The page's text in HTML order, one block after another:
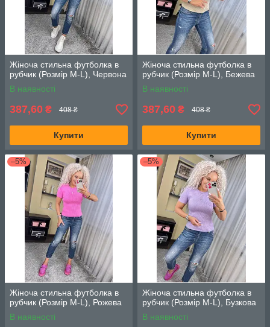
Жіноча стильна футболка в
рубчик (Розмір М-L), Червона
В наявності
387,60 ₴ 408 ₴
Купити
Жіноча стильна футболка в
рубчик (Розмір М-L), Бежева
В наявності
387,60 ₴ 408 ₴
Купити
–5%
Жіноча стильна футболка в
рубчик (Розмір М-L), Рожева
В наявності
–5%
Жіноча стильна футболка в
рубчик (Розмір М-L), Бузкова
В наявності